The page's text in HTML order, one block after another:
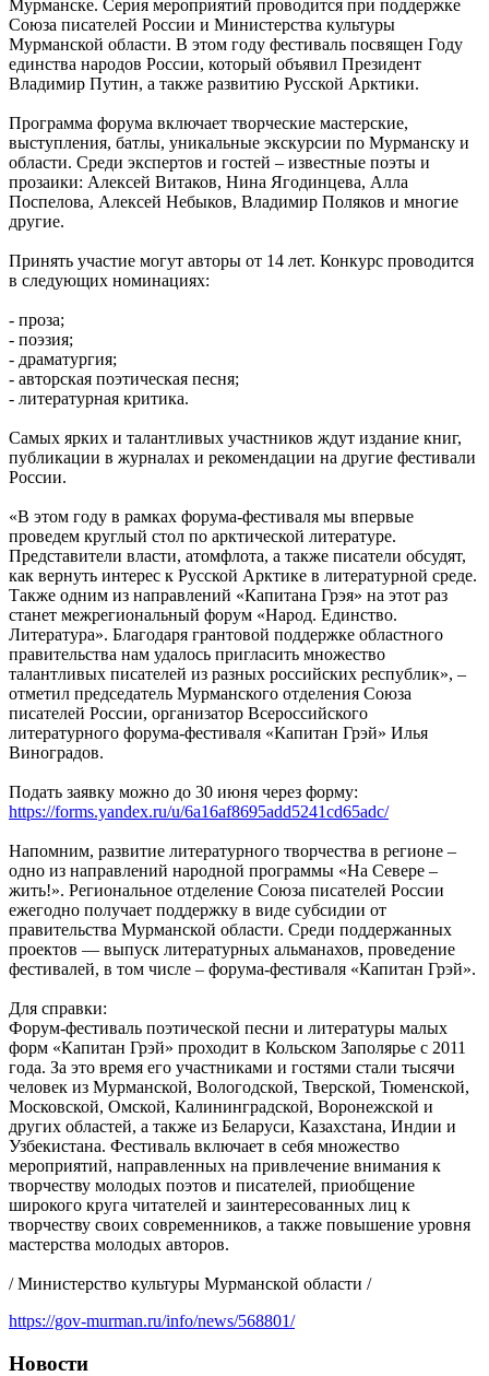
Мурманске. Серия мероприятий проводится при поддержке
Союза писателей России и Министерства культуры
Мурманской области. В этом году фестиваль посвящен Году
единства народов России, который объявил Президент
Владимир Путин, а также развитию Русской Арктики.
Программа форума включает творческие мастерские,
выступления, батлы, уникальные экскурсии по Мурманску и
области. Среди экспертов и гостей – известные поэты и
прозаики: Алексей Витаков, Нина Ягодинцева, Алла
Поспелова, Алексей Небыков, Владимир Поляков и многие
другие.
Принять участие могут авторы от 14 лет. Конкурс проводится
в следующих номинациях:
- проза;
- поэзия;
- драматургия;
- авторская поэтическая песня;
- литературная критика.
Самых ярких и талантливых участников ждут издание книг,
публикации в журналах и рекомендации на другие фестивали
России.
«В этом году в рамках форума-фестиваля мы впервые
проведем круглый стол по арктической литературе.
Представители власти, атомфлота, а также писатели обсудят,
как вернуть интерес к Русской Арктике в литературной среде.
Также одним из направлений «Капитана Грэя» на этот раз
станет межрегиональный форум «Народ. Единство.
Литература». Благодаря грантовой поддержке областного
правительства нам удалось пригласить множество
талантливых писателей из разных российских республик», –
отметил председатель Мурманского отделения Союза
писателей России, организатор Всероссийского
литературного форума-фестиваля «Капитан Грэй» Илья
Виноградов.
Подать заявку можно до 30 июня через форму:
https://forms.yandex.ru/u/6a16af8695add5241cd65adc/
Напомним, развитие литературного творчества в регионе –
одно из направлений народной программы «На Севере –
жить!». Региональное отделение Союза писателей России
ежегодно получает поддержку в виде субсидии от
правительства Мурманской области. Среди поддержанных
проектов — выпуск литературных альманахов, проведение
фестивалей, в том числе – форума-фестиваля «Капитан Грэй».
Для справки:
Форум-фестиваль поэтической песни и литературы малых
форм «Капитан Грэй» проходит в Кольском Заполярье с 2011
года. За это время его участниками и гостями стали тысячи
человек из Мурманской, Вологодской, Тверской, Тюменской,
Московской, Омской, Калининградской, Воронежской и
других областей, а также из Беларуси, Казахстана, Индии и
Узбекистана. Фестиваль включает в себя множество
мероприятий, направленных на привлечение внимания к
творчеству молодых поэтов и писателей, приобщение
широкого круга читателей и заинтересованных лиц к
творчеству своих современников, а также повышение уровня
мастерства молодых авторов.
/ Министерство культуры Мурманской области /
https://gov-murman.ru/info/news/568801/
Новости